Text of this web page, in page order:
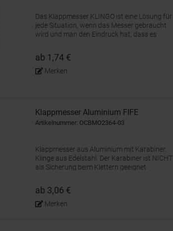
Das Klappmesser KLINGO ist eine Lösung für
jede Situation, wenn das Messer gebraucht
wird und man den Eindruck hat, dass es
Form einer Kreditkarte passt dieses Utensil in
eine Brieftasche, wodurch...
ab 1,74 €
Merken
Klappmesser Aluminium FIFE
Artikelnummer: OCBMO2364-03
Klappmesser aus Aluminium mit Karabiner.
Klinge aus Edelstahl. Der Karabiner ist NICHT
als Sicherung beim Klettern geeignet.
ab 3,06 €
Merken